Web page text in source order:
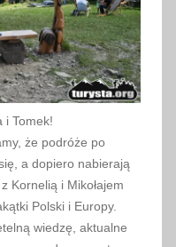
i Tomek!
że podróże po
a dopiero nabierają
Kornelią i Mikołajem
Polski i Europy.
wiedzę, aktualne